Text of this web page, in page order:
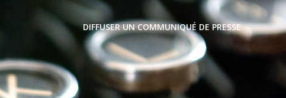
DIFFUSER UN COMMUNIQUÉ DE PRESSE